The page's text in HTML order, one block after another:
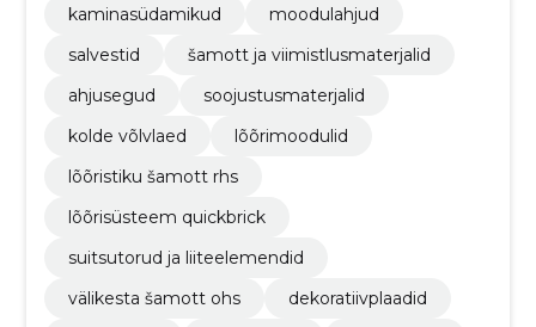
kaminasüdamikud
moodulahjud
salvestid
šamott ja viimistlusmaterjalid
ahjusegud
soojustusmaterjalid
kolde võlvlaed
lõõrimoodulid
lõõristiku šamott rhs
lõõrisüsteem quickbrick
suitsutorud ja liiteelemendid
välikesta šamott ohs
dekoratiivplaadid